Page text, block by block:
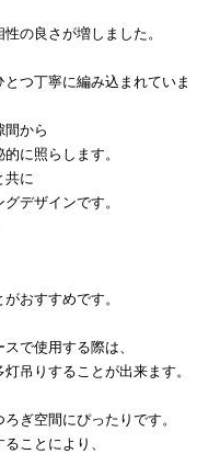
の良さが増しました。
つ丁寧に編み込まれていま
間から
に照らします。
共に
デザインです。
おすすめです。
で使用する際は、
吊りすることが出来ます。
ぎ空間にぴったりです。
ことにより、